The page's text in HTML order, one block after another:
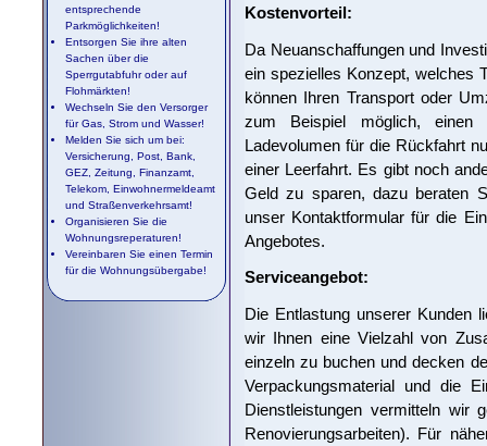
Kostenvorteil:
Da Neuanschaffungen und
ein spezielles Konzept, welches
können Ihren Transport oder
zum Beispiel möglich,
Ladevolumen für die Rückfahrt
einer Leerfahrt. Es gibt noch
Geld zu sparen, dazu beraten
unser Kontaktformular für die
Angebotes.
Serviceangebot:
Die Entlastung unserer Kunden
wir Ihnen eine Vielzahl von
einzeln zu buchen und decken
Verpackungsmaterial und die
Dienstleistungen vermitteln wir
Renovierungsarbeiten). Für
entsprechende
Parkmöglichkeiten!
Entsorgen Sie ihre alten
Sachen über die
Sperrgutabfuhr oder auf
Flohmärkten!
Wechseln Sie den Versorger
für Gas, Strom und Wasser!
Melden Sie sich um bei:
Versicherung, Post, Bank,
GEZ, Zeitung, Finanzamt,
Telekom, Einwohnermeldeamt
und Straßenverkehrsamt!
Organisieren Sie die
Wohnungsreperaturen!
Vereinbaren Sie einen Termin
für die Wohnungsübergabe!